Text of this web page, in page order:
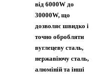
від 6000W до
30000W, що
дозволяє швидко і
точно обробляти
вуглецеву сталь,
нержавіючу сталь,
алюміній та інші